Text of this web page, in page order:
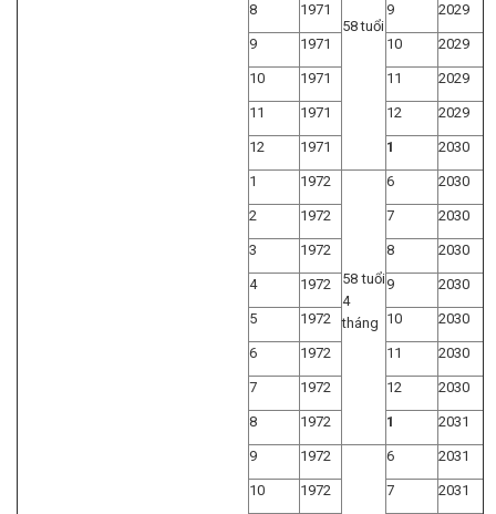
58 tuổi
8 1971 9 2029
9 1971 10 2029
10 1971 11 2029
11 1971 12 2029
12 1971 1 2030
1 1972
58 tuổi
4
tháng
6 2030
2 1972 7 2030
3 1972 8 2030
4 1972 9 2030
5 1972 10 2030
6 1972 11 2030
7 1972 12 2030
8 1972 1 2031
9 1972 6 2031
10 1972 7 2031